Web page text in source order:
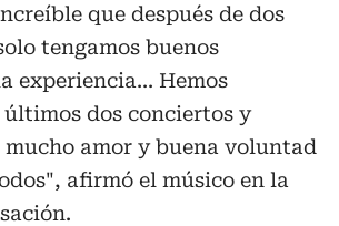
que después de dos
tengamos buenos
experiencia... Hemos
dos conciertos y
amor y buena voluntad
afirmó el músico en la